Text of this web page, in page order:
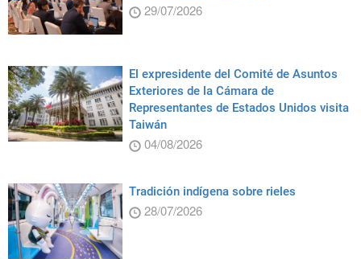
29/07/2026
El expresidente del Comité de Asuntos
Exteriores de la Cámara de
Representantes de Estados Unidos visita
Taiwán
04/08/2026
Tradición indígena sobre rieles
28/07/2026